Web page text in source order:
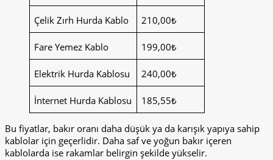
Çelik Zırh Hurda Kablo 210,00₺
Fare Yemez Kablo 199,00₺
Elektrik Hurda Kablosu 240,00₺
İnternet Hurda Kablosu 185,55₺
Bu fiyatlar, bakır oranı daha düşük ya da karışık yapıya sahip
kablolar için geçerlidir. Daha saf ve yoğun bakır içeren
kablolarda ise rakamlar belirgin şekilde yükselir.